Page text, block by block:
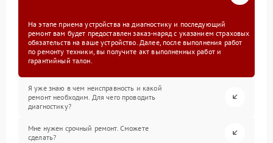
На этапе приема устройства на диагностику и последующий
ремонт вам будет предоставлен заказ-наряд с указанием страховых
обязательств на ваше устройство. Далее, после выполнения работ
по ремонту техники, вы получите акт выполненных работ и
гарантийный талон.
Я уже знаю в чем неисправность и какой
ремонт необходим. Для чего проводить
диагностику?
Мне нужен срочный ремонт. Сможете
сделать?